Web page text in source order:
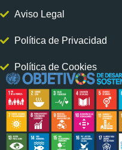
Aviso Legal
Política de Privacidad
Política de Cookies